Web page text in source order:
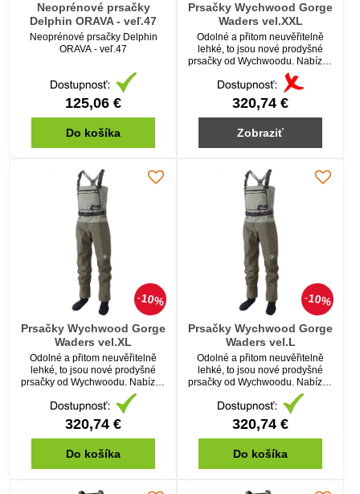
Neoprénové prsačky
Delphin ORAVA - veľ.47
Neoprénové prsačky Delphin
ORAVA - veľ.47
125,06 €
Do košíka
Prsačky Wychwood Gorge
Waders vel.XXL
Odolné a přitom neuvěřitelně
lehké, to jsou nové prodyšné
prsačky od Wychwoodu. Nabízejí
vše od pohodlí a bezpečnosti.
Ideální pro aktivní rybáře, kteří
jsou stále v pohybu.
320,74 €
Zobraziť
10%
Prsačky Wychwood Gorge
Waders vel.XL
Odolné a přitom neuvěřitelně
lehké, to jsou nové prodyšné
prsačky od Wychwoodu. Nabízejí
vše od pohodlí a bezpečnosti.
Ideální pro aktivní rybáře, kteří
jsou stále v pohybu.
320,74 €
Do košíka
10%
Prsačky Wychwood Gorge
Waders vel.L
Odolné a přitom neuvěřitelně
lehké, to jsou nové prodyšné
prsačky od Wychwoodu. Nabízejí
vše od pohodlí a bezpečnosti.
Ideální pro aktivní rybáře, kteří
jsou stále v pohybu.
320,74 €
Do košíka